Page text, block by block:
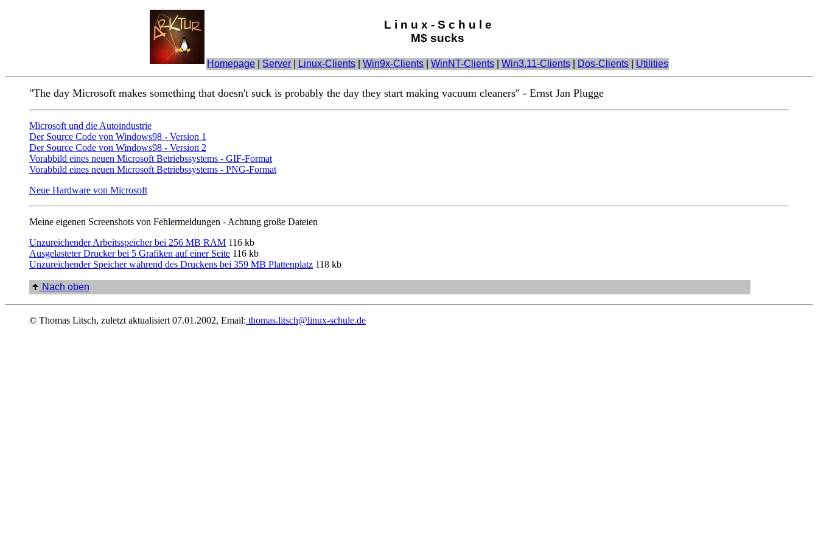
L i n u x - S c h u l e
M$ sucks
Homepage Server Linux-Clients Win9x-Clients WinNT-Clients Win3.11-Clients Dos-Clients Utilities
"The day Microsoft makes something that doesn't suck is probably the day they start making vacuum cleaners" - Ernst Jan Plugge
Microsoft und die Autoindustrie
Der Source Code von Windows98 - Version 1
Der Source Code von Windows98 - Version 2
Vorabbild eines neuen Microsoft Betriebssystems - GIF-Format
Vorabbild eines neuen Microsoft Betriebssystems - PNG-Format
Neue Hardware von Microsoft
Meine eigenen Screenshots von Fehlermeldungen - Achtung große Dateien
Unzureichender Arbeitsspeicher bei 256 MB RAM 116 kb
Ausgelasteter Drucker bei 5 Grafiken auf einer Seite 116 kb
Unzureichender Speicher während des Druckens bei 359 MB Plattenplatz 118 kb
Nach oben
© Thomas Litsch, zuletzt aktualisiert 07.01.2002, Email: thomas.litsch@linux-schule.de